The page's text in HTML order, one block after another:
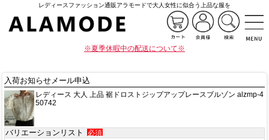
レディースファッション通販アラモードで大人女性に似合う上品な服を
※夏季休暇中の配送について※
入荷お知らせメール申込
レディース 大人 上品 裾ドロストジップアップレースブルゾン alzmp-4
50742
バリエーションリスト 必須